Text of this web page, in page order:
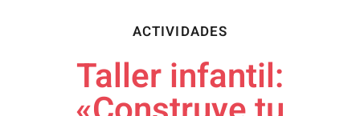
ACTIVIDADES
Taller infantil: